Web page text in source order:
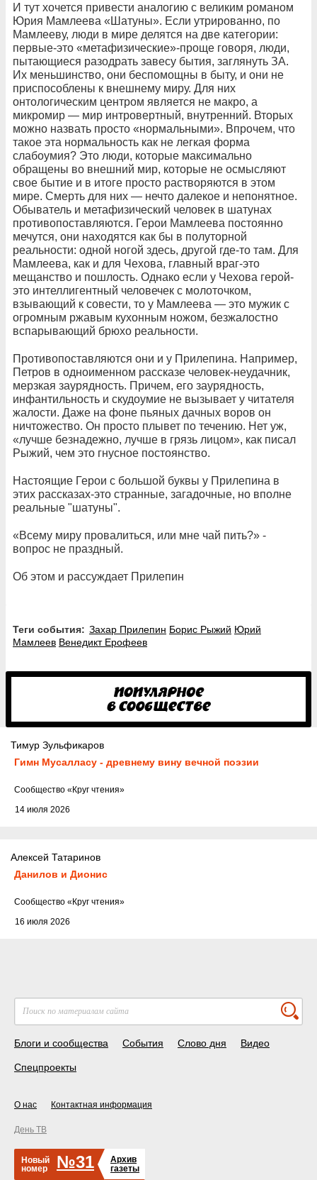
И тут хочется привести аналогию с великим романом
Юрия Мамлеева «Шатуны». Если утрированно, по
Мамлееву, люди в мире делятся на две категории:
первые-это «метафизические»-проще говоря, люди,
пытающиеся разодрать завесу бытия, заглянуть ЗА.
Их меньшинство, они беспомощны в быту, и они не
приспособлены к внешнему миру. Для них
онтологическим центром является не макро, а
микромир — мир интровертный, внутренний. Вторых
можно назвать просто «нормальными». Впрочем, что
такое эта нормальность как не легкая форма
слабоумия? Это люди, которые максимально
обращены во внешний мир, которые не осмысляют
свое бытие и в итоге просто растворяются в этом
мире. Смерть для них — нечто далекое и непонятное.
Обыватель и метафизический человек в шатунах
противопоставляются. Герои Мамлеева постоянно
мечутся, они находятся как бы в полуторной
реальности: одной ногой здесь, другой где-то там. Для
Мамлеева, как и для Чехова, главный враг-это
мещанство и пошлость. Однако если у Чехова герой-
это интеллигентный человечек с молоточком,
взывающий к совести, то у Мамлеева — это мужик с
огромным ржавым кухонным ножом, безжалостно
вспарывающий брюхо реальности.
Противопоставляются они и у Прилепина. Например,
Петров в одноименном рассказе человек-неудачник,
мерзкая заурядность. Причем, его заурядность,
инфантильность и скудоумие не вызывает у читателя
жалости. Даже на фоне пьяных дачных воров он
ничтожество. Он просто плывет по течению. Нет уж,
«лучше безнадежно, лучше в грязь лицом», как писал
Рыжий, чем это гнусное постоянство.
Настоящие Герои с большой буквы у Прилепина в
этих рассказах-это странные, загадочные, но вполне
реальные "шатуны".
«Всему миру провалиться, или мне чай пить?» -
вопрос не праздный.
Об этом и рассуждает Прилепин
Теги события: Захар Прилепин Борис Рыжий Юрий
Мамлеев Венедикт Ерофеев
Тимур Зульфикаров
Гимн Мусалласу - древнему вину вечной поэзии
14 июля 2026
Cообщество «Круг чтения»
Алексей Татаринов
Данилов и Дионис
16 июля 2026
Cообщество «Круг чтения»
Блоги и сообщества События Слово дня Видео
Спецпроекты
О нас Контактная информация
День ТВ
Новый
номер
№31
Архив
газеты